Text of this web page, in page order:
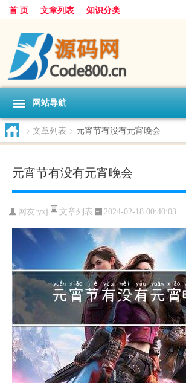
首 页 文章列表 知识分类
网站导航
> 文章列表 > 元宵节有没有元宵晚会
元宵节有没有元宵晚会
网友:yxj 文章列表 2024-02-18 00:40:03